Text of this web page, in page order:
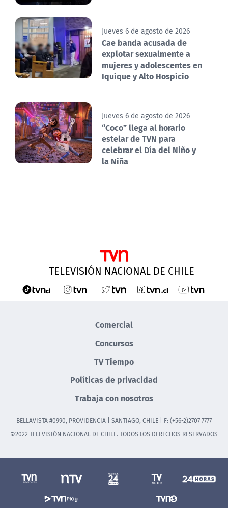
Jueves 6 de agosto de 2026
Cae banda acusada de
explotar sexualmente a
mujeres y adolescentes en
Iquique y Alto Hospicio
Jueves 6 de agosto de 2026
“Coco” llega al horario
estelar de TVN para
celebrar el Día del Niño y
la Niña
TELEVISIÓN NACIONAL DE CHILE
Comercial
Concursos
TV Tiempo
Políticas de privacidad
Trabaja con nosotros
BELLAVISTA #0990, PROVIDENCIA | SANTIAGO, CHILE | F: (+56-2)2707 7777
©2022 TELEVISIÓN NACIONAL DE CHILE. TODOS LOS DERECHOS RESERVADOS